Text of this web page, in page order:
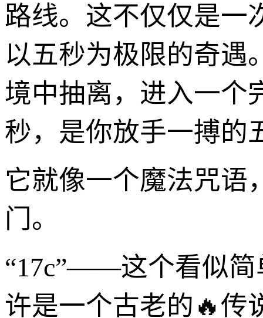
路线。这不仅仅是一
以五秒为极限的奇遇
境中抽离，进入一个
秒，是你放手一搏的
它就像一个魔法咒语
门。
“17c”——这个看似简
许是一个古老的🔥传